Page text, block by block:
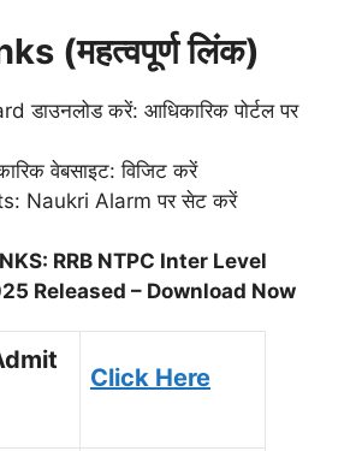
(महत्वपूर्ण लिंक)
डाउनलोड करें: आधिकारिक पोर्टल पर
वेबसाइट: विजिट करें
Naukri Alarm पर सेट करें
RRB NTPC Inter Level
Released – Download Now
Click Here